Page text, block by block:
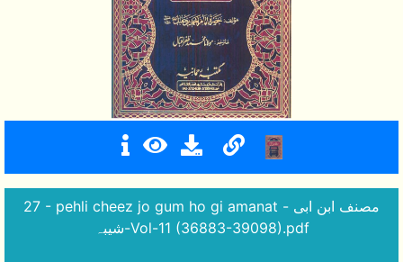
27 - pehli cheez jo gum ho gi amanat - مصنف ابن ابی
شیبہ-Vol-11 (36883-39098).pdf